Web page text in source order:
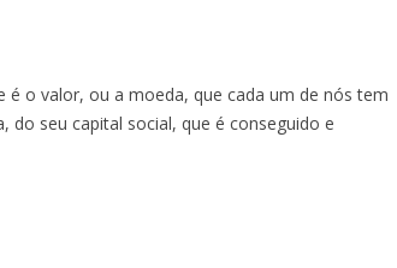
é o valor, ou a moeda, que cada um de nós tem
do seu capital social, que é conseguido e